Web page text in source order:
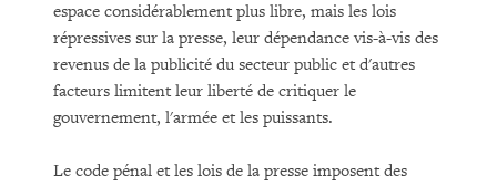
espace considérablement plus libre, mais les lois
répressives sur la presse, leur dépendance vis-à-vis des
revenus de la publicité du secteur public et d'autres
facteurs limitent leur liberté de critiquer le
gouvernement, l'armée et les puissants.
Le code pénal et les lois de la presse imposent des